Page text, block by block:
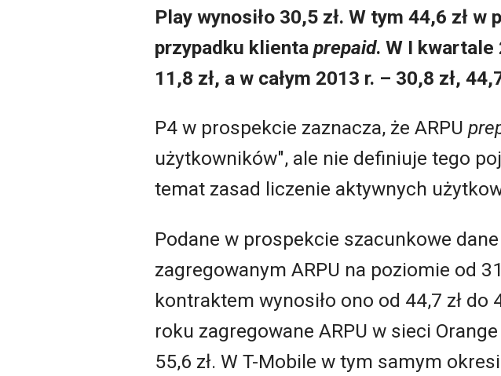
Play wynosiło 30,5 zł. W tym 44,6 zł
przypadku klienta prepaid. W I kwartale
11,8 zł, a w całym 2013 r. – 30,8 zł,
P4 w prospekcie zaznacza, że ARPU
użytkowników", ale nie definiuje tego
temat zasad liczenie aktywnych
Podane w prospekcie szacunkowe
zagregowanym ARPU na poziomie od
kontraktem wynosiło ono od 44,7 zł do
roku zagregowane ARPU w sieci
55,6 zł. W T-Mobile w tym samym